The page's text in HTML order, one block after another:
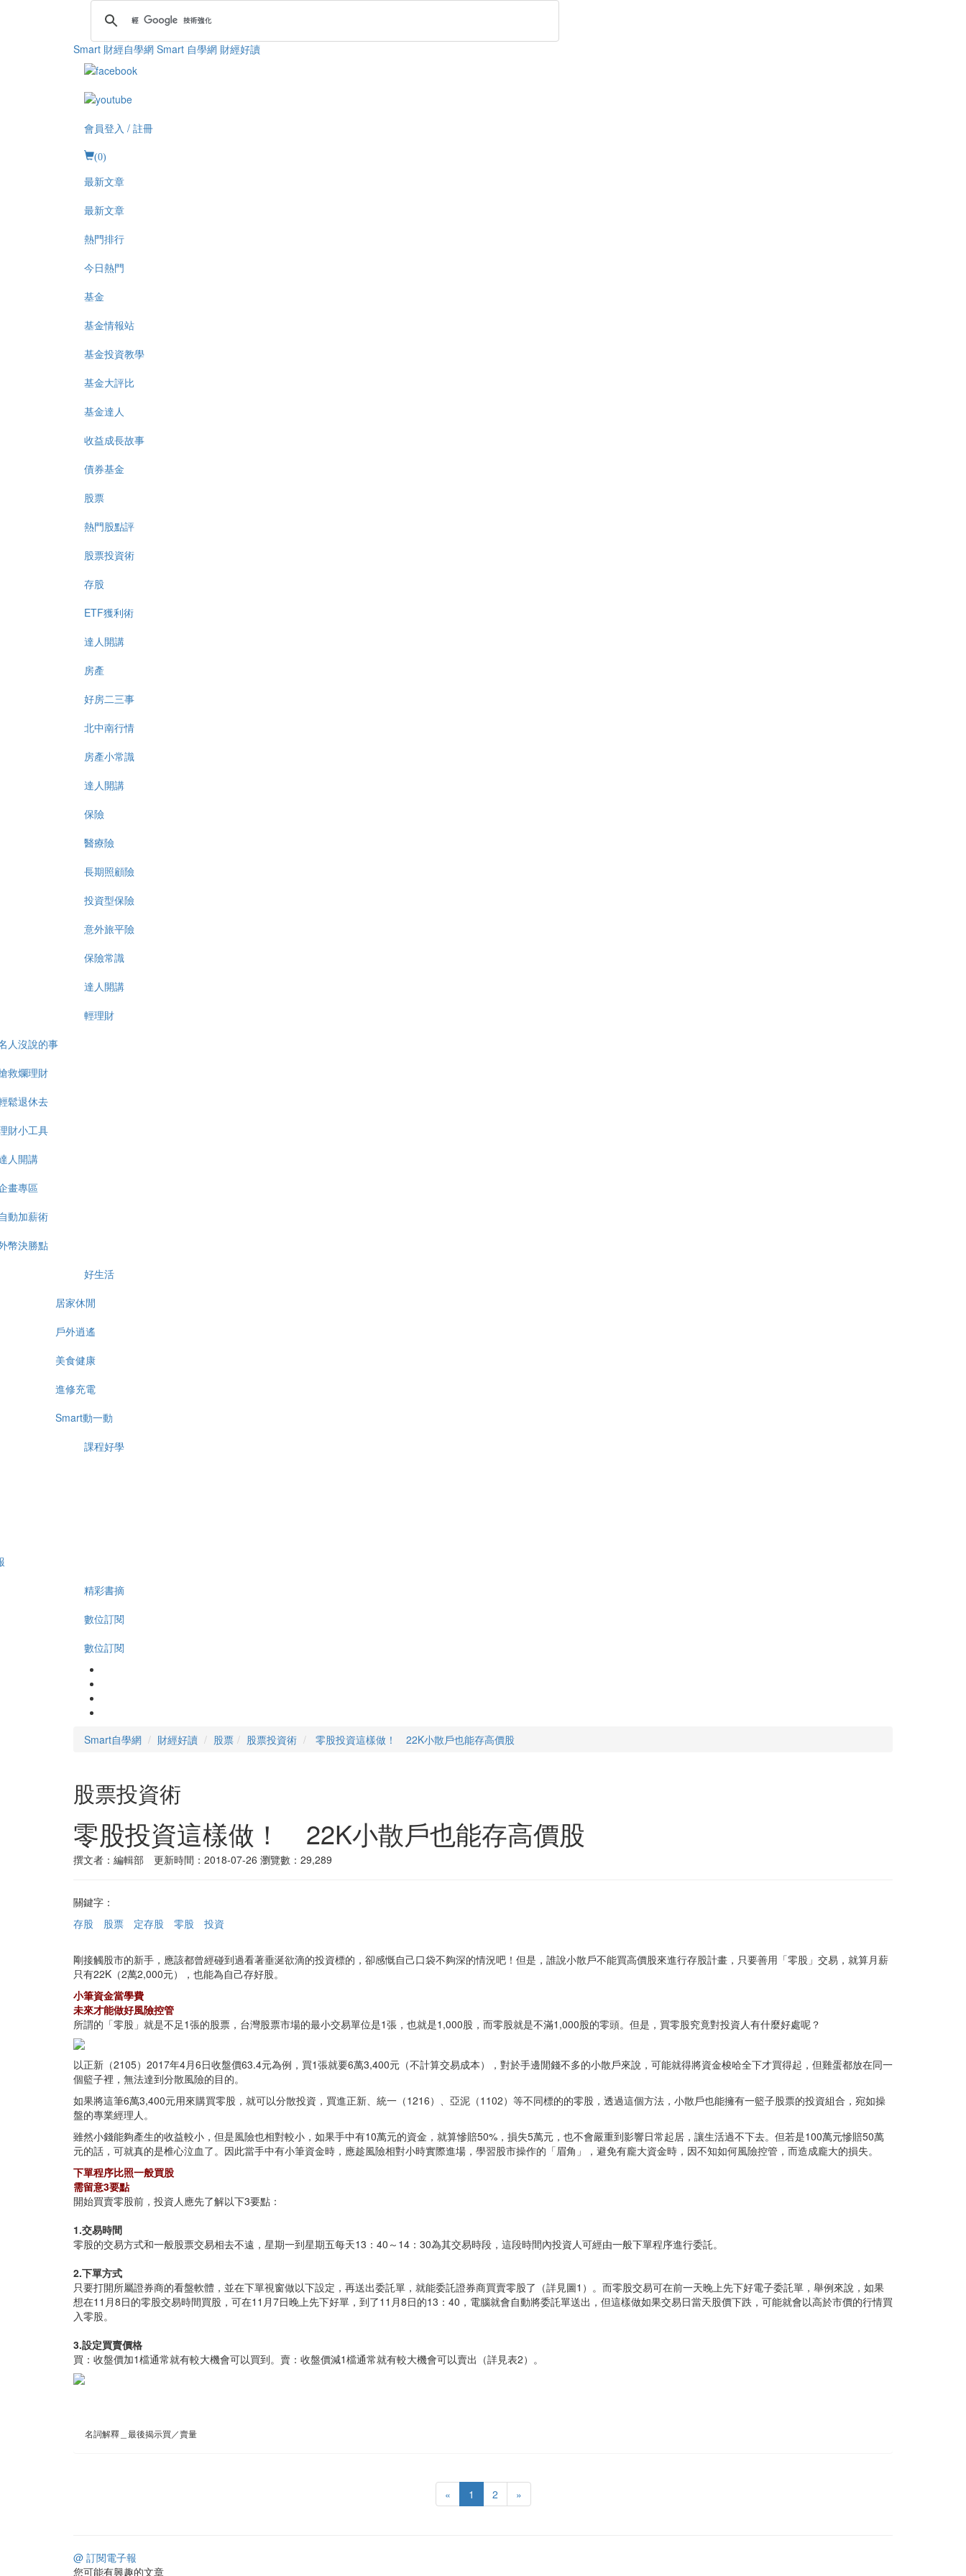
Smart 財經自學網 Smart 自學網 財經好讀
會員登入 / 註冊
(0)
最新文章
最新文章
熱門排行
今日熱門
基金
基金情報站
基金投資教學
基金大評比
基金達人
收益成長故事
債券基金
股票
熱門股點評
股票投資術
存股
ETF獲利術
達人開講
房產
好房二三事
北中南行情
房產小常識
達人開講
保險
醫療險
長期照顧險
投資型保險
意外旅平險
保險常識
達人開講
輕理財
人沒說的事
救爛理財
鬆退休去
財小工具
人開講
畫專區
動加薪術
幣決勝點
好生活
居家休閒
戶外逍遙
美食健康
進修充電
Smart動一動
課程好學
精彩書摘
數位訂閱
數位訂閱
Smart自學網 財經好讀 股票 股票投資術 零股投資這樣做！ 22K小散戶也能存高價股
股票投資術
零股投資這樣做！ 22K小散戶也能存高價股
撰文者：編輯部 更新時間：2018-07-26 瀏覽數：29,289
關鍵字：
存股
股票 定存股 零股 投資
剛接觸股市的新手，應該都曾經碰到過看著垂涎欲滴的投資標的，卻感慨自己口袋不夠深的情況吧！但是，誰說小散戶不能買高價股來進行存股計畫，只要善用「零股」交易，就算月薪
只有22K（2萬2,000元），也能為自己存好股。
小筆資金當學費
未來才能做好風險控管
所謂的「零股」就是不足1張的股票，台灣股票市場的最小交易單位是1張，也就是1,000股，而零股就是不滿1,000股的零頭。但是，買零股究竟對投資人有什麼好處呢？
以正新（2105）2017年4月6日收盤價63.4元為例，買1張就要6萬3,400元（不計算交易成本），對於手邊閒錢不多的小散戶來說，可能就得將資金梭哈全下才買得起，但雞蛋都放在同一
個籃子裡，無法達到分散風險的目的。
如果將這筆6萬3,400元用來購買零股，就可以分散投資，買進正新、統一（1216）、亞泥（1102）等不同標的的零股，透過這個方法，小散戶也能擁有一籃子股票的投資組合，宛如操
盤的專業經理人。
雖然小錢能夠產生的收益較小，但是風險也相對較小，如果手中有10萬元的資金，就算慘賠50%，損失5萬元，也不會嚴重到影響日常起居，讓生活過不下去。但若是100萬元慘賠50萬
元的話，可就真的是椎心泣血了。因此當手中有小筆資金時，應趁風險相對小時實際進場，學習股市操作的「眉角」，避免有龐大資金時，因不知如何風險控管，而造成龐大的損失。
下單程序比照一般買股
需留意3要點
開始買賣零股前，投資人應先了解以下3要點：
1.交易時間
零股的交易方式和一般股票交易相去不遠，星期一到星期五每天13：40～14：30為其交易時段，這段時間內投資人可經由一般下單程序進行委託。
2.下單方式
只要打開所屬證券商的看盤軟體，並在下單視窗做以下設定，再送出委託單，就能委託證券商買賣零股了（詳見圖1）。而零股交易可在前一天晚上先下好電子委託單，舉例來說，如果
想在11月8日的零股交易時間買股，可在11月7日晚上先下好單，到了11月8日的13：40，電腦就會自動將委託單送出，但這樣做如果交易日當天股價下跌，可能就會以高於市價的行情買
入零股。
3.設定買賣價格
買：收盤價加1檔通常就有較大機會可以買到。賣：收盤價減1檔通常就有較大機會可以賣出（詳見表2）。
名詞解釋＿最後揭示買／賣量
« 1 2 »
@ 訂閱電子報
您可能有興趣的文章